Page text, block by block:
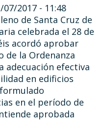
07/2017 - 11:48
de Santa Cruz de
celebrada el 28 de
acordó aprobar
de la Ordenanza
adecuación efectiva
en edificios
en el período de
aprobada